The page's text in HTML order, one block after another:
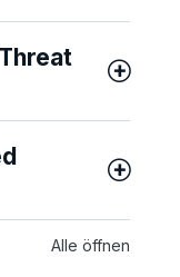
Alle öffnen